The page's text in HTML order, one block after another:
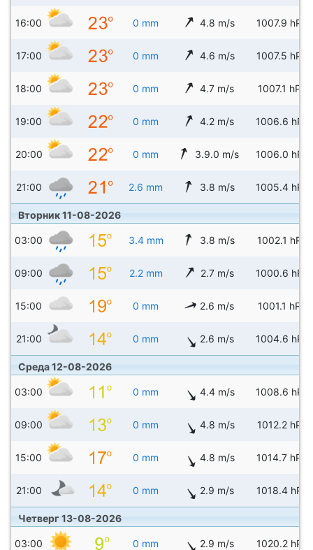
16:00 0 mm 4.8 m/s 1007.9 hPa
17:00 0 mm 4.6 m/s 1007.5 hPa
18:00 0 mm 4.7 m/s 1007.1 hPa
19:00 0 mm 4.2 m/s 1006.6 hPa
20:00 0 mm 3.9.0 m/s 1006.0 hPa
21:00 2.6 mm 3.8 m/s 1005.4 hPa
Вторник 11-08-2026
03:00 3.4 mm 3.8 m/s 1002.1 hPa
09:00 2.2 mm 2.7 m/s 1000.6 hPa
15:00 0 mm 2.6 m/s 1001.1 hPa
21:00 0 mm 2.6 m/s 1004.6 hPa
Среда 12-08-2026
03:00 0 mm 4.4 m/s 1008.6 hPa
09:00 0 mm 4.8 m/s 1012.2 hPa
15:00 0 mm 4.8 m/s 1014.7 hPa
21:00 0 mm 2.9 m/s 1018.4 hPa
Четверг 13-08-2026
03:00 0 mm 2.9 m/s 1020.2 hPa